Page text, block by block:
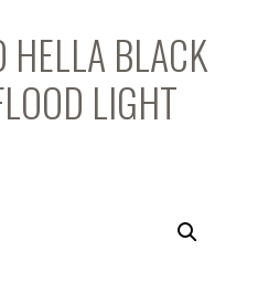
HELLA BLACK
LIGHT